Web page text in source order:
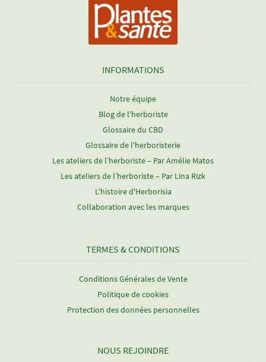
INFORMATIONS
Notre équipe
Blog de l'herboriste
Glossaire du CBD
Glossaire de l'herboristerie
Les ateliers de l’herboriste – Par Amélie Matos
Les ateliers de l’herboriste – Par Lina Rizk
L'histoire d'Herborisia
Collaboration avec les marques
TERMES & CONDITIONS
Conditions Générales de Vente
Politique de cookies
Protection des données personnelles
NOUS REJOINDRE